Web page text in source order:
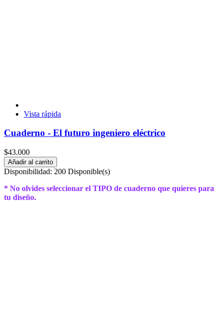
Vista rápida
Cuaderno - El futuro ingeniero eléctrico
$43.000
Añadir al carrito
Disponibilidad: 200 Disponible(s)
* No olvides seleccionar el TIPO de cuaderno que quieres para
tu diseño.